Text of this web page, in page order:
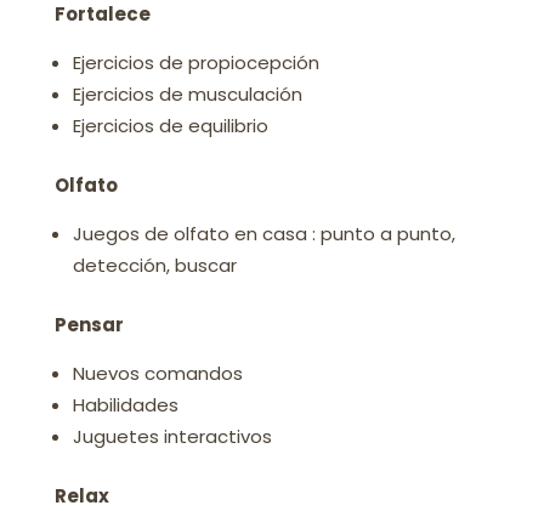
Fortalece
Ejercicios de propiocepción
Ejercicios de musculación
Ejercicios de equilibrio
Olfato
Juegos de olfato en casa : punto a punto,
detección, buscar
Pensar
Nuevos comandos
Habilidades
Juguetes interactivos
Relax